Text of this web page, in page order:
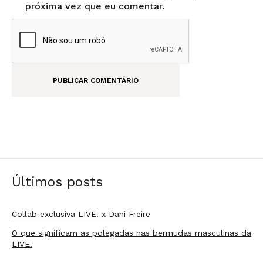
próxima vez que eu comentar.
Últimos posts
Collab exclusiva LIVE! x Dani Freire
O que significam as polegadas nas bermudas masculinas da
LIVE!